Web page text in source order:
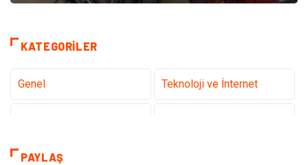
KATEGORILER
Genel Teknoloji ve İnternet
Dekorasyon
PAYLAŞ